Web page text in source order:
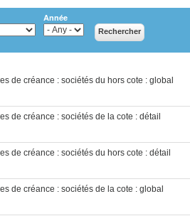
Année
de créance : sociétés du hors cote : global
de créance : sociétés de la cote : détail
de créance : sociétés du hors cote : détail
de créance : sociétés de la cote : global